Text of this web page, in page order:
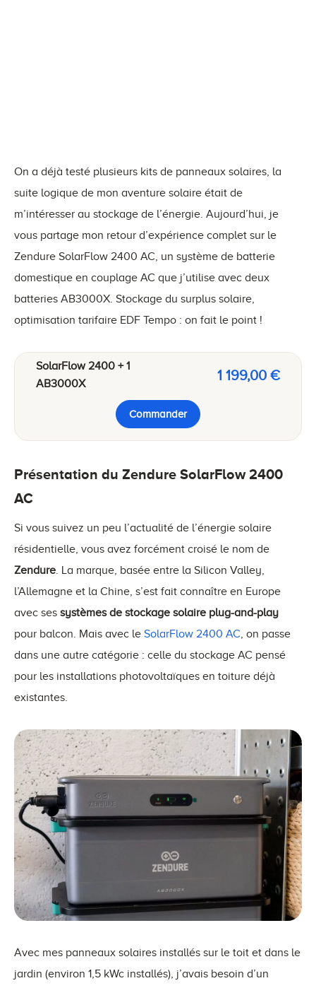
On a déjà testé plusieurs kits de panneaux solaires, la
suite logique de mon aventure solaire était de
m’intéresser au stockage de l’énergie. Aujourd’hui, je
vous partage mon retour d’expérience complet sur le
Zendure SolarFlow 2400 AC, un système de batterie
domestique en couplage AC que j’utilise avec deux
batteries AB3000X. Stockage du surplus solaire,
optimisation tarifaire EDF Tempo : on fait le point !
SolarFlow 2400 + 1
AB3000X
1 199,00 €
Commander
Présentation du Zendure SolarFlow 2400
AC
Si vous suivez un peu l’actualité de l’énergie solaire
résidentielle, vous avez forcément croisé le nom de
Zendure . La marque, basée entre la Silicon Valley,
l’Allemagne et la Chine, s’est fait connaître en Europe
avec ses systèmes de stockage solaire plug-and-play
pour balcon. Mais avec le SolarFlow 2400 AC , on passe
dans une autre catégorie : celle du stockage AC pensé
pour les installations photovoltaïques en toiture déjà
existantes.
Avec mes panneaux solaires installés sur le toit et dans le
jardin (environ 1,5 kWc installés), j’avais besoin d’un